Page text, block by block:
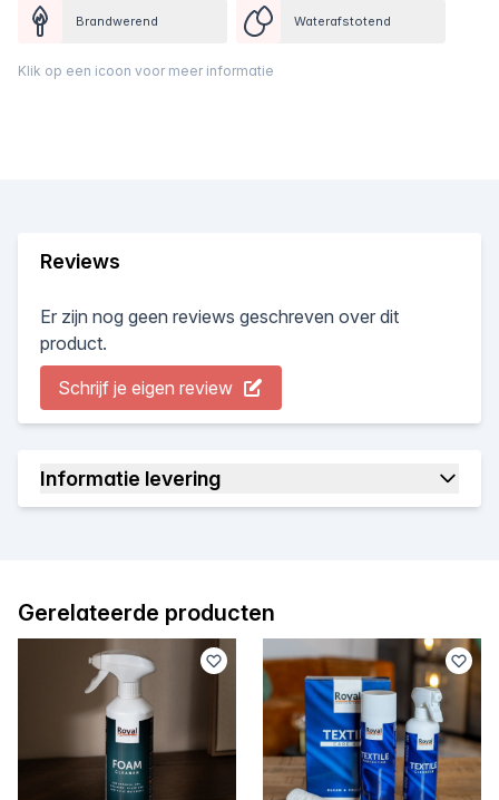
Brandwerend Waterafstotend
Klik op een icoon voor meer informatie
Reviews
Er zijn nog geen reviews geschreven over dit
product.
Schrijf je eigen review
Informatie levering
Gerelateerde producten